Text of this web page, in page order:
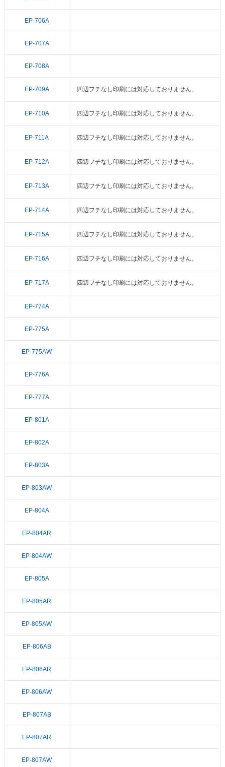
EP-706A
EP-707A
EP-708A
EP-709A 四辺フチなし印刷には対応しておりません。
EP-710A 四辺フチなし印刷には対応しておりません。
EP-711A 四辺フチなし印刷には対応しておりません。
EP-712A 四辺フチなし印刷には対応しておりません。
EP-713A 四辺フチなし印刷には対応しておりません。
EP-714A 四辺フチなし印刷には対応しておりません。
EP-715A 四辺フチなし印刷には対応しておりません。
EP-716A 四辺フチなし印刷には対応しておりません。
EP-717A 四辺フチなし印刷には対応しておりません。
EP-774A
EP-775A
EP-775AW
EP-776A
EP-777A
EP-801A
EP-802A
EP-803A
EP-803AW
EP-804A
EP-804AR
EP-804AW
EP-805A
EP-805AR
EP-805AW
EP-806AB
EP-806AR
EP-806AW
EP-807AB
EP-807AR
EP-807AW